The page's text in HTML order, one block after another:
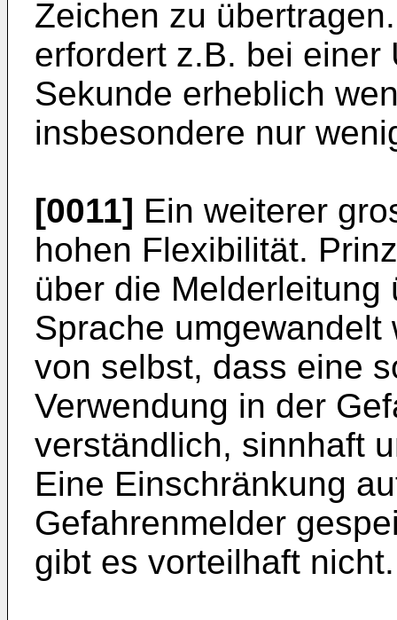
Zeichen zu
erfordert z.B. bei einer
Sekunde erheblich
insbesondere nur
[0011] Ein weiterer
hohen Flexibilität.
über die Melderleitung
Sprache
von selbst, dass eine
Verwendung in der
verständlich, sinnhaft
Eine Einschränkung
Gefahrenmelder
gibt es vorteilhaft nicht.